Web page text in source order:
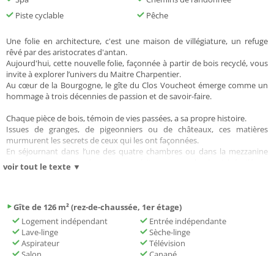
Piste cyclable
Pêche
Une folie en architecture, c'est une maison de villégiature, un refuge
rêvé par des aristocrates d'antan.
Aujourd'hui, cette nouvelle folie, façonnée à partir de bois recyclé, vous
invite à explorer l’univers du Maitre Charpentier.
Au cœur de la Bourgogne, le gîte du Clos Voucheot émerge comme un
hommage à trois décennies de passion et de savoir-faire.
Chaque pièce de bois, témoin de vies passées, a sa propre histoire.
Issues de granges, de pigeonniers ou de châteaux, ces matières
murmurent les secrets de ceux qui les ont façonnées.
En séjournant dans l’une des quatre chambres ou dans la mezzanine
vitrée, vous pourrez écouter ces récits, contempler le ciel étoilé ou
plonger dans les eaux apaisantes du spa.
vos aventures.
Arnaud, le charpentier, célèbre le travail manuel, une ode à ceux qui
s’engagent avec passion.
Entre découvertes locales et confidences partagées, laissez-vous
envoûter par la nature environnante, le chant des oiseaux et le brame
voir tout le texte ▼
Gîte de 126 m² (rez-de-chaussée, 1er étage)
Logement indépendant
Entrée indépendante
Lave-linge
Sèche-linge
Aspirateur
Télévision